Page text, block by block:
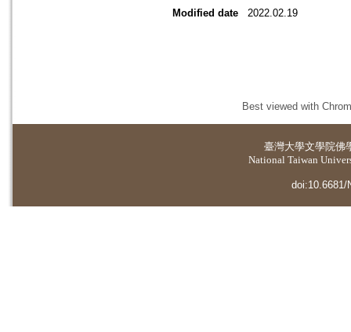
Modified date
2022.02.19
Best viewed with
臺灣大學文學院佛
National Taiwan
doi:10.6681/